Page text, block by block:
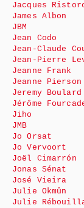
Jacques
James Albon
JBM
Jean Codo
Jean-Claude
Jean-Pierre
Jeanne Frank
Jeanne Pierson
Jeremy
Jérôme
Jiho
JMB
Jo Orsat
Jo Vervoort
Joël Cimarrón
Jonas Sénat
José Vieira
Julie Okmûn
Julie